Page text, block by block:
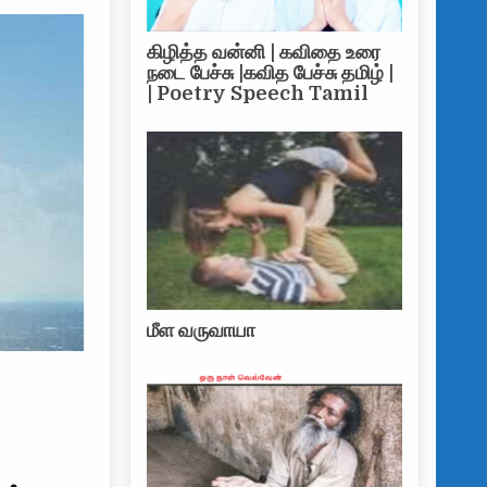
கிழித்த வன்னி | கவிதை உரை
நடை பேச்சு |கவித பேச்சு தமிழ் |
| Poetry Speech Tamil
மீள வருவாயா